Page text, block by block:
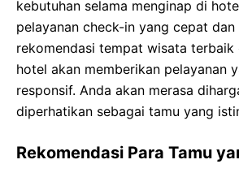
kebutuhan selama menginap di
pelayanan check-in yang cepat
rekomendasi tempat wisata
hotel akan memberikan pelayanan
responsif. Anda akan merasa
diperhatikan sebagai tamu yang
Rekomendasi Para Tamu